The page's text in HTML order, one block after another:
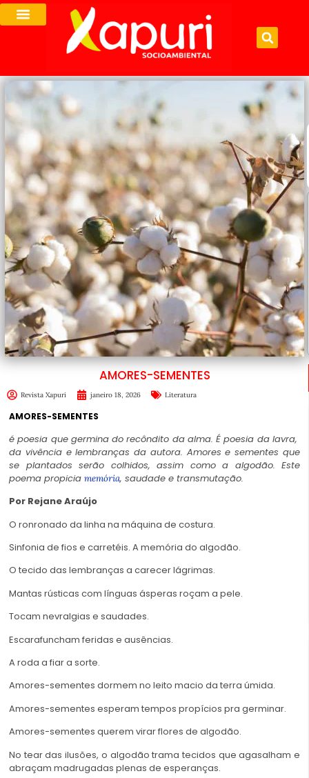
AMORES-SEMENTES
Revista Xapuri janeiro 18, 2026 Literatura
AMORES-SEMENTES
é poesia que germina do recôndito da alma. É poesia da lavra,
da vivência e lembranças da autora. Amores e sementes que
se plantados serão colhidos, assim como a algodão. Este
poema propicia memória, saudade e transmutação.
Por Rejane Araújo
O ronronado da linha na máquina de costura.
Sinfonia de fios e carretéis. A memória do algodão.
O tecido das lembranças a carecer lágrimas.
Mantas rústicas com línguas ásperas roçam a pele.
Tocam nevralgias e saudades.
Escarafuncham feridas e ausências.
A roda a fiar a sorte.
Amores-sementes dormem no leito macio da terra úmida.
Amores-sementes esperam tempos propícios pra germinar.
Amores-sementes querem virar flores de algodão.
No tear das ilusões, o algodão trama tecidos que agasalham e
abraçam madrugadas plenas de esperanças.